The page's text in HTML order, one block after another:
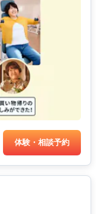
体験・相談予約